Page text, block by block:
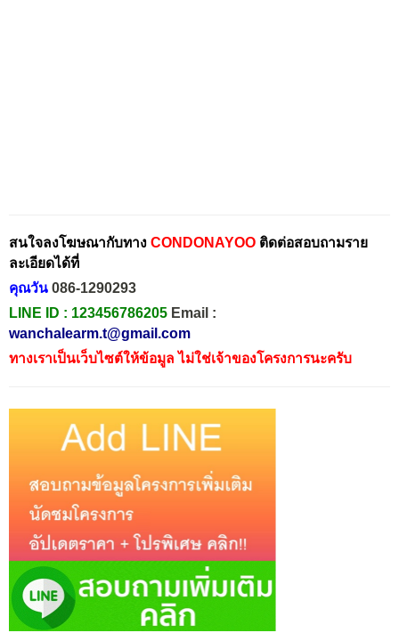
สนใจลงโฆษณากับทาง CONDONAYOO ติดต่อสอบถามราย
ละเอียดได้ที่
คุณวัน 086-1290293
LINE ID : 123456786205 Email :
wanchalearm.t@gmail.com
ทางเราเป็นเว็บไซต์ให้ข้อมูล ไม่ใช่เจ้าของโครงการนะครับ